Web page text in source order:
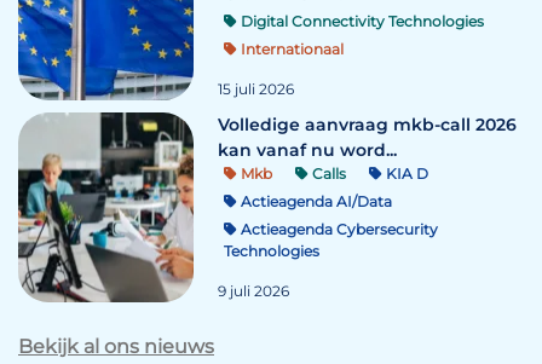
Digital Connectivity Technologies
Internationaal
15 juli 2026
Volledige aanvraag mkb-call 2026
kan vanaf nu word...
Mkb Calls
KIA D
Actieagenda AI/Data
Actieagenda Cybersecurity
Technologies
9 juli 2026
Bekijk al ons nieuws